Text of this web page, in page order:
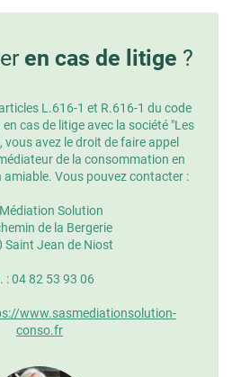
en cas de litige ?
L.616-1 et R.616-1 du code
cas de litige avec la société "Les
vous avez le droit de faire appel
de la consommation en
amiable. Vous pouvez contacter :
Solution
de la Bergerie
Saint Jean de Niost
: 04 82 53 93 06
www.sasmediationsolution-
conso.fr